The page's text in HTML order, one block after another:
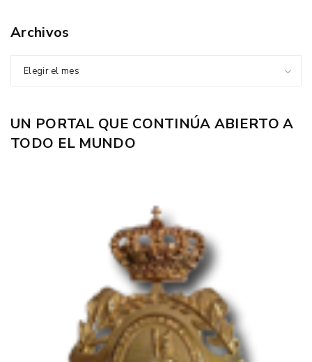
Archivos
Elegir el mes
UN PORTAL QUE CONTINÚA ABIERTO A
TODO EL MUNDO